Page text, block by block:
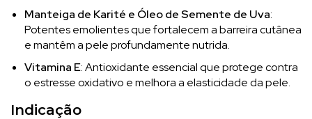
Manteiga de Karité e Óleo de Semente de Uva:
Potentes emolientes que fortalecem a barreira cutânea
e mantêm a pele profundamente nutrida.
Vitamina E: Antioxidante essencial que protege contra
o estresse oxidativo e melhora a elasticidade da pele.
Indicação